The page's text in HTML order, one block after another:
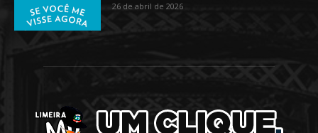
26 de abril de 2026